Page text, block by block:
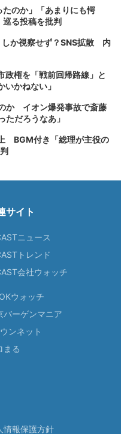
のか」「あまりにも愕
る投稿を批判
しか視察せず？SNS拡散 内
政権を「戦前回帰路線」と
かねない」
か イオン爆発事故で斎藤
ただろうなあ」
BGM付き「総理が主役の
サイト
ニュース
トレンド
会社ウォッチ
ウォッチ
バーゲンマニア
ンネット
まる
情報保護方針